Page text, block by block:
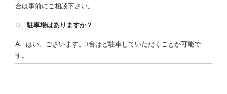
合は事前にご相談下さい。
駐車場はありますか？
はい、ございます。3台ほど駐車していただくことが可能で
す。